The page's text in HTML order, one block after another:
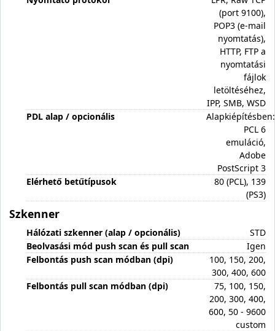
(port 9100),
POP3 (e-mail
nyomtatás),
HTTP, FTP a
nyomtatási
fájlok
letöltéséhez,
IPP, SMB, WSD
PDL alap / opcionális
Alapkiépítésben:
PCL 6
emuláció,
Adobe
PostScript 3
Elérhető betűtípusok
80 (PCL), 139
(PS3)
Szkenner
Hálózati szkenner (alap / opcionális)
STD
Beolvasási mód push scan és pull scan
Igen
Felbontás push scan módban (dpi)
100, 150, 200,
300, 400, 600
Felbontás pull scan módban (dpi)
75, 100, 150,
200, 300, 400,
600, 50 - 9600
custom